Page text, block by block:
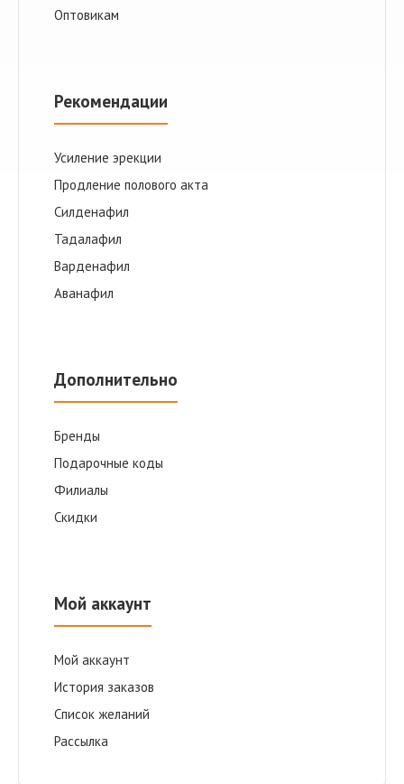
Оптовикам
Рекомендации
Усиление эрекции
Продление полового акта
Cилденафил
Тадалафил
Варденафил
Аванафил
Дополнительно
Бренды
Подарочные коды
Филиалы
Скидки
Мой аккаунт
Мой аккаунт
История заказов
Список желаний
Рассылка